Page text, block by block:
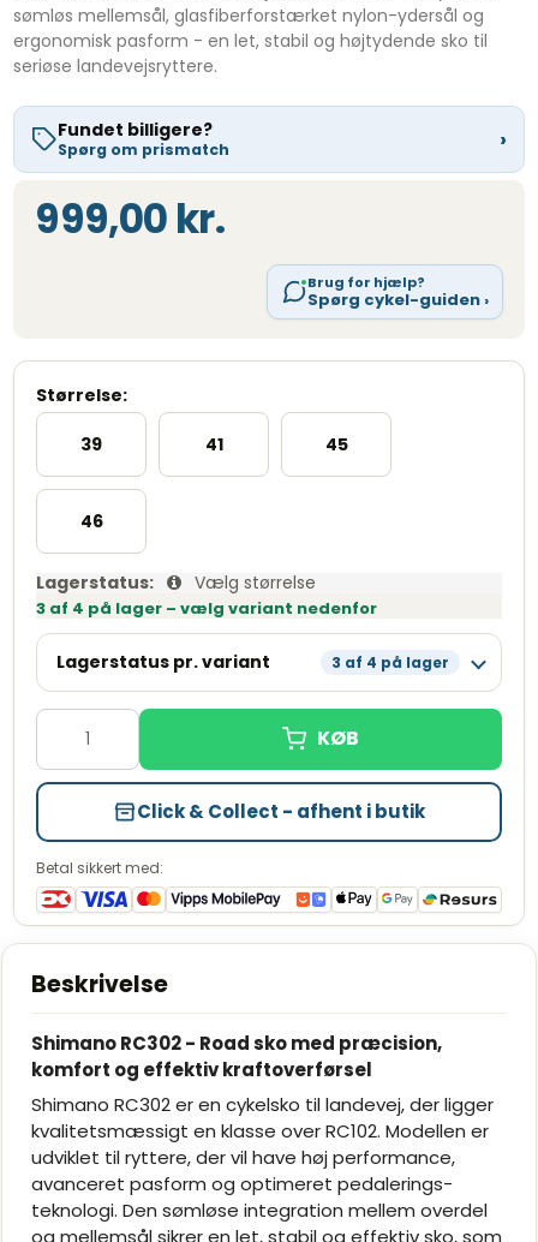
sømløs mellemsål, glasfiberforstærket nylon-ydersål og
ergonomisk pasform - en let, stabil og højtydende sko til
seriøse landevejsryttere.
Fundet billigere?
Spørg om prismatch ›
999,00 kr.
Brug for hjælp?
Spørg cykel-guiden ›
Størrelse:
39 41 45
46
Lagerstatus: Vælg størrelse
3 af 4 på lager – vælg variant nedenfor
Lagerstatus pr. variant 3 af 4 på lager
39 Udsolgt
Få tilbage
45 Få tilbage Læg i kurv
På lager Læg i kurv
Click & Collect - afhent i butik
Betal sikkert med:
Beskrivelse
Shimano RC302 - Road sko med præcision,
komfort og effektiv kraftoverførsel
Shimano RC302 er en cykelsko til landevej, der ligger
kvalitetsmæssigt en klasse over RC102. Modellen er
udviklet til ryttere, der vil have høj performance,
avanceret pasform og optimeret pedalerings-
teknologi. Den sømløse integration mellem overdel
og mellemsål sikrer en let, stabil og effektiv sko, som